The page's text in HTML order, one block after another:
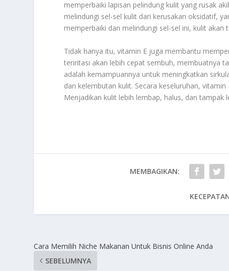
memperbaiki lapisan pelindung kulit yang rusak
melindungi sel-sel kulit dari kerusakan oksidatif,
memperbaiki dan melindungi sel-sel ini, kulit
Tidak hanya itu, vitamin E juga membantu
teriritasi akan lebih cepat sembuh, membuatnya
adalah kemampuannya untuk meningkatkan
dan kelembutan kulit. Secara keseluruhan,
Menjadikan kulit lebih lembap, halus, dan
MEMBAGIKAN:
Cara Memilih Niche Makanan Untuk Bisnis Online Anda
SEBELUMNYA